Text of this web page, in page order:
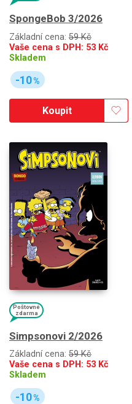
SpongeBob 3/2026
Základní cena: 59 Kč
Vaše cena s DPH: 53 Kč
Skladem
-10%
Koupit
Poštovné
zdarma
Simpsonovi 2/2026
Základní cena: 59 Kč
Vaše cena s DPH: 53 Kč
Skladem
-10%